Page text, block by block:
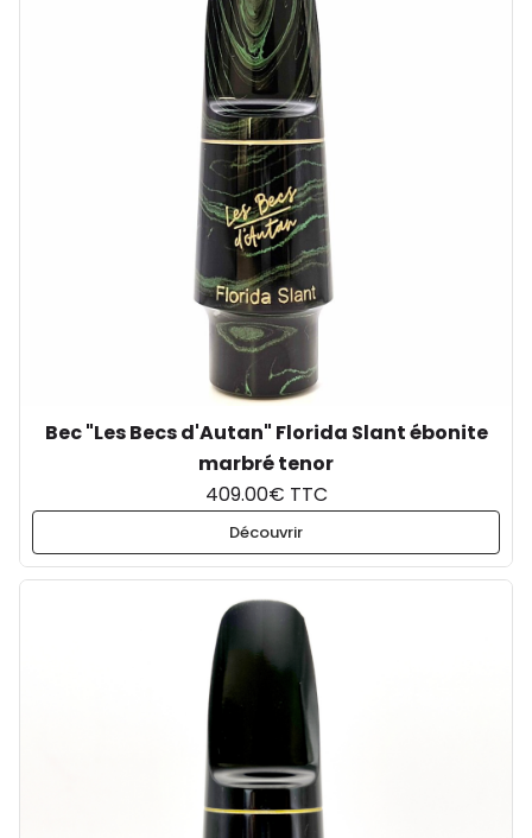
Bec "Les Becs d'Autan" Florida Slant ébonite
marbré tenor
409.00€ TTC
Découvrir